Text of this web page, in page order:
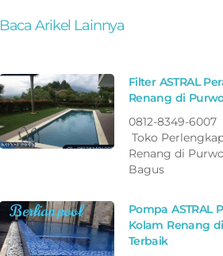
Baca Arikel Lainnya
Filter ASTRAL
Renang di
0812-8349-6007
Toko
Renang di
Bagus
Pompa ASTRAL
Kolam Renang
Terbaik